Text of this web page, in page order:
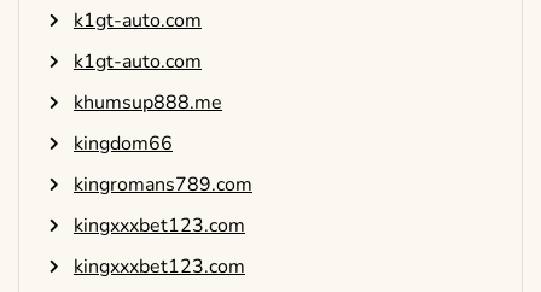
k1gt-auto.com
k1gt-auto.com
khumsup888.me
kingdom66
kingromans789.com
kingxxxbet123.com
kingxxxbet123.com